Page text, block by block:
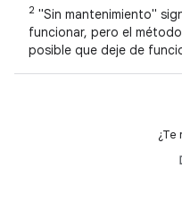
2 "Sin mantenimiento"
funcionar, pero el
posible que deje de
¿Te